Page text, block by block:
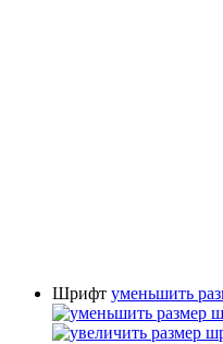
Шрифт уменьшить